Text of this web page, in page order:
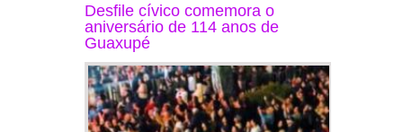
Desfile cívico comemora o
aniversário de 114 anos de
Guaxupé